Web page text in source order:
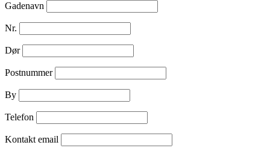
Gadenavn
Nr.
Dør
Postnummer
By
Telefon
Kontakt email